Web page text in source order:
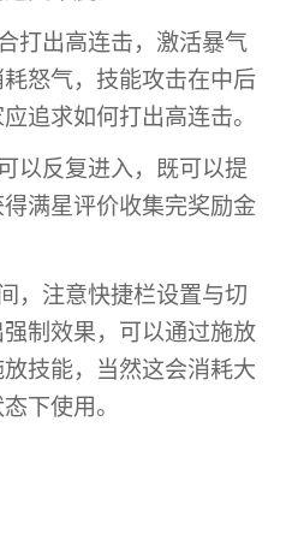
打出高连击，激活暴气
怒气，技能攻击在中后
追求如何打出高连击。
以反复进入，既可以提
满星评价收集完奖励金
，注意快捷栏设置与切
制效果，可以通过施放
技能，当然这会消耗大
下使用。